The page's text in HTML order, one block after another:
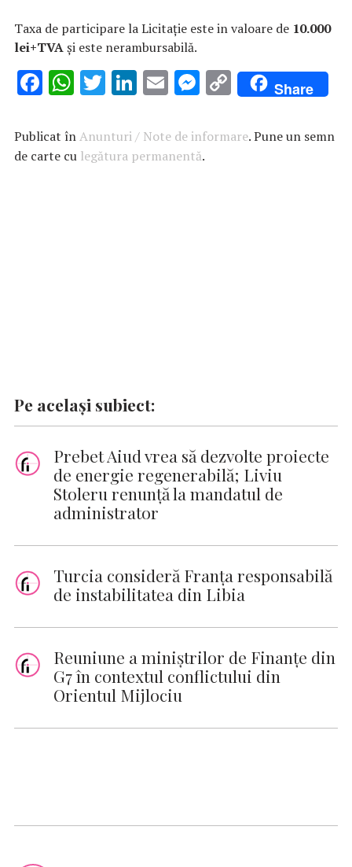
Taxa de participare la Licitație este in valoare de 10.000
lei+TVA și este nerambursabilă.
F
e
b
W
at
s
T
it
te
Li
k
e
E
ai
l
M
se
n
C
o
p
Share
Publicat înAnunturi / Note de informare. Pune un semn
de carte cu legătura permanentă.
Pe același subiect:
Prebet Aiud vrea să dezvolte proiecte
de energie regenerabilă; Liviu
Stoleru renunță la mandatul de
administrator
Turcia consideră Franţa responsabilă
de instabilitatea din Libia
Reuniune a miniştrilor de Finanţe din
G7 în contextul conflictului din
Orientul Mijlociu